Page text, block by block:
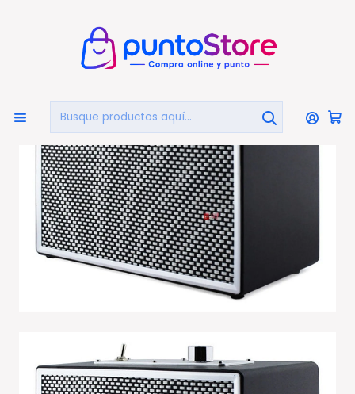
AUDIO Y VIDEO Audio Parlantes Portátiles
Parlante Retro Portátil 20w Bluetooth - Ps